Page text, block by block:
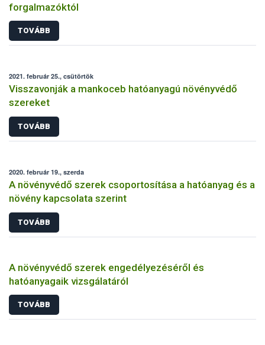
forgalmazóktól
TOVÁBB
2021. február 25., csütörtök
Visszavonják a mankoceb hatóanyagú növényvédő
szereket
TOVÁBB
2020. február 19., szerda
A növényvédő szerek csoportosítása a hatóanyag és a
növény kapcsolata szerint
TOVÁBB
A növényvédő szerek engedélyezéséről és
hatóanyagaik vizsgálatáról
TOVÁBB